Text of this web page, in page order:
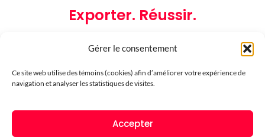
Gérer le consentement
Ce site web utilise des témoins (cookies) afin d’améliorer votre expérience de
navigation et analyser les statistiques de visites.
Accepter
Exporter. Réussir.